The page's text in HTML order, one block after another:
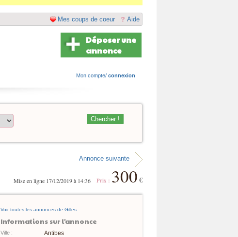
Aide
Mes coups de coeur
Déposer une
annonce
Mon compte/ connexion
Chercher !
Annonce suivante
Prix : 300 €
Mise en ligne 17/12/2019 à 14:36
Voir toutes les annonces de Gilles
Informations sur l'annonce
Ville : Antibes